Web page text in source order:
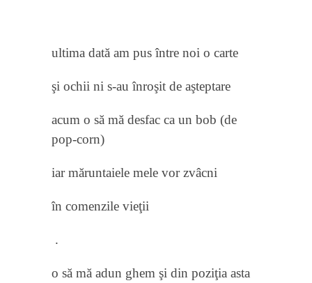
ultima dată am pus între noi o carte
şi ochii ni s-au înroşit de aşteptare
acum o să mă desfac ca un bob (de
pop-corn)
iar măruntaiele mele vor zvâcni
în comenzile vieţii
.
o să mă adun ghem şi din poziţia asta